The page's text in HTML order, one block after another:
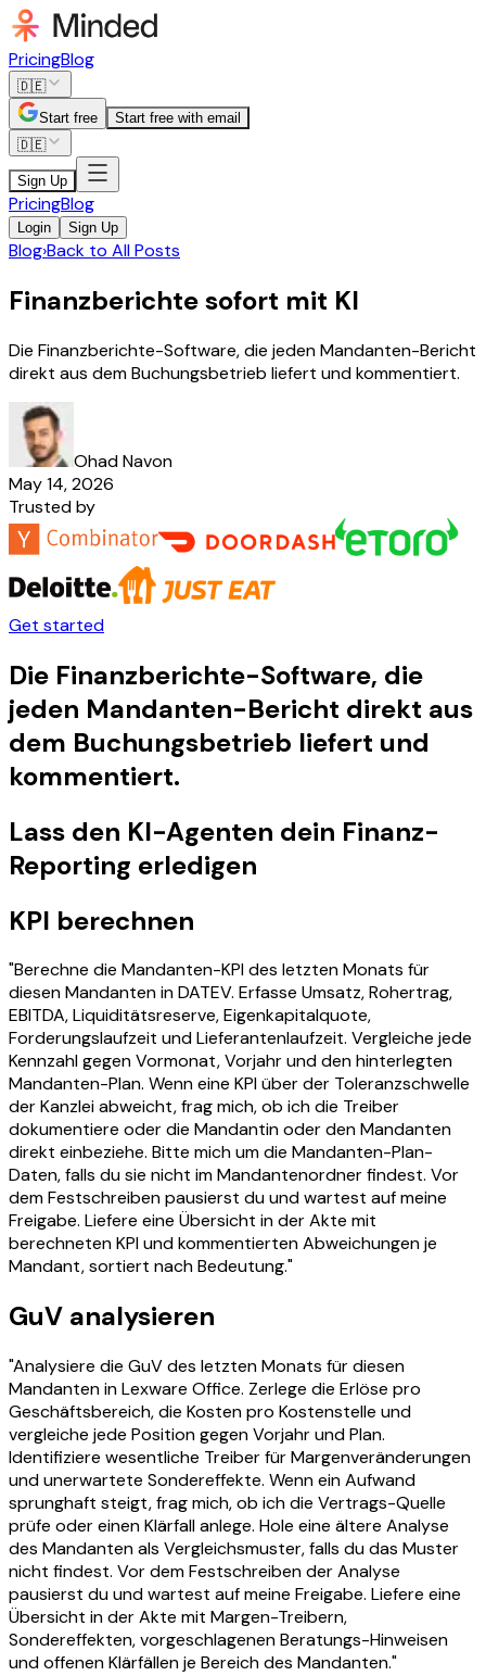
PricingBlog
🇩🇪
Start free
Start free with email
🇩🇪
Sign Up
PricingBlog
Login Sign Up
Blog›Back to All Posts
Finanzberichte sofort mit KI
Die Finanzberichte-Software, die jeden Mandanten-Bericht
direkt aus dem Buchungsbetrieb liefert und kommentiert.
Ohad Navon
May 14, 2026
Trusted by
Get started
Die Finanzberichte-Software, die
jeden Mandanten-Bericht direkt aus
dem Buchungsbetrieb liefert und
kommentiert.
Lass den KI-Agenten dein Finanz-
Reporting erledigen
KPI berechnen
"Berechne die Mandanten-KPI des letzten Monats für
diesen Mandanten in DATEV. Erfasse Umsatz, Rohertrag,
EBITDA, Liquiditätsreserve, Eigenkapitalquote,
Forderungslaufzeit und Lieferantenlaufzeit. Vergleiche jede
Kennzahl gegen Vormonat, Vorjahr und den hinterlegten
Mandanten-Plan. Wenn eine KPI über der Toleranzschwelle
der Kanzlei abweicht, frag mich, ob ich die Treiber
dokumentiere oder die Mandantin oder den Mandanten
direkt einbeziehe. Bitte mich um die Mandanten-Plan-
Daten, falls du sie nicht im Mandantenordner findest. Vor
dem Festschreiben pausierst du und wartest auf meine
Freigabe. Liefere eine Übersicht in der Akte mit
berechneten KPI und kommentierten Abweichungen je
Mandant, sortiert nach Bedeutung."
GuV analysieren
"Analysiere die GuV des letzten Monats für diesen
Mandanten in Lexware Office. Zerlege die Erlöse pro
Geschäftsbereich, die Kosten pro Kostenstelle und
vergleiche jede Position gegen Vorjahr und Plan.
Identifiziere wesentliche Treiber für Margenveränderungen
und unerwartete Sondereffekte. Wenn ein Aufwand
sprunghaft steigt, frag mich, ob ich die Vertrags-Quelle
prüfe oder einen Klärfall anlege. Hole eine ältere Analyse
des Mandanten als Vergleichsmuster, falls du das Muster
nicht findest. Vor dem Festschreiben der Analyse
pausierst du und wartest auf meine Freigabe. Liefere eine
Übersicht in der Akte mit Margen-Treibern,
Sondereffekten, vorgeschlagenen Beratungs-Hinweisen
und offenen Klärfällen je Bereich des Mandanten."